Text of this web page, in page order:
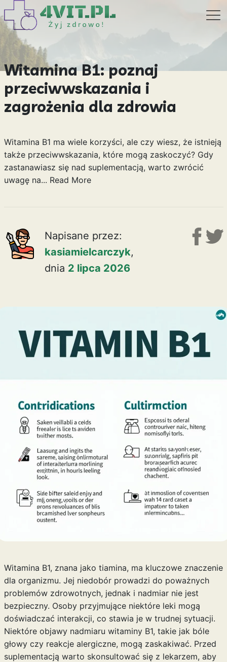
Witamina B1: poznaj
przeciwwskazania i
zagrożenia dla zdrowia
Witamina B1 ma wiele korzyści, ale czy wiesz, że istnieją
także przeciwwskazania, które mogą zaskoczyć? Gdy
zastanawiasz się nad suplementacją, warto zwrócić
uwagę na... Read More
Napisane przez:
kasiamielcarczyk,
dnia 2 lipca 2026
Witamina B1, znana jako tiamina, ma kluczowe znaczenie
dla organizmu. Jej niedobór prowadzi do poważnych
problemów zdrowotnych, jednak i nadmiar nie jest
bezpieczny. Osoby przyjmujące niektóre leki mogą
doświadczać interakcji, co stawia je w trudnej sytuacji.
Niektóre objawy nadmiaru witaminy B1, takie jak bóle
głowy czy reakcje alergiczne, mogą zaskakiwać. Przed
suplementacją warto skonsultować się z lekarzem, aby